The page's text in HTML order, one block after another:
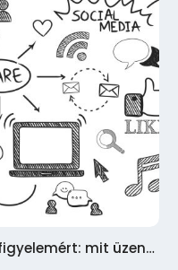
mit üzen…